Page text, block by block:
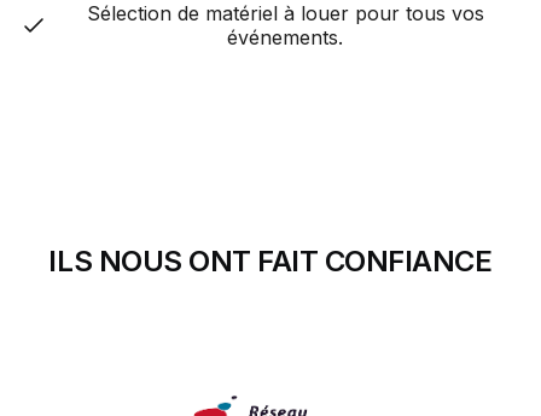
Sélection de matériel à louer pour tous vos
événements.
ILS NOUS ONT FAIT CONFIANCE